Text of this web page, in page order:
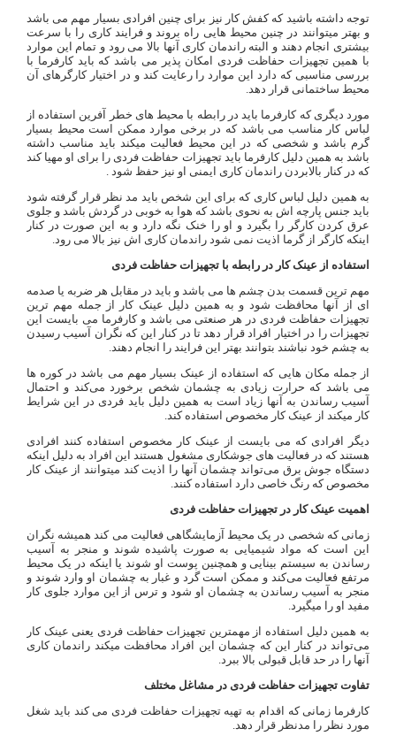
توجه داشته باشید که کفش کار نیز برای چنین افرادی بسیار مهم می باشد
و بهتر میتوانند در چنین محیط‌ هایی راه بروند و فرایند کاری را با سرعت
بیشتری انجام دهند و البته راندمان کاری آنها بالا می رود و تمام این موارد
با همین تجهیزات حفاظت فردی امکان پذیر می باشد که باید کارفرما با
بررسی مناسبی که دارد این موارد را رعایت کند و در اختیار کارگرهای آن
محیط ساختمانی قرار دهد.
مورد دیگری که کارفرما باید در رابطه با محیط های خطر آفرین استفاده از
لباس کار مناسب می باشد که در برخی موارد ممکن است محیط بسیار
گرم باشد و شخصی که در این محیط فعالیت میکند باید مناسب داشته
باشد به همین دلیل کارفرما باید تجهیزات حفاظت فردی را برای او مهیا کند
که در کنار بالابردن راندمان کاری ایمنی او نیز حفظ شود .
به همین دلیل لباس کاری که برای این شخص باید مد نظر قرار گرفته شود
باید جنس پارچه اش به نحوی باشد که هوا به خوبی در گردش باشد و جلوی
عرق کردن کارگر را بگیرد و او را خنک نگه دارد و به این صورت در کنار
اینکه کارگر از گرما اذیت نمی شود راندمان کاری اش نیز بالا می رود.
استفاده از عینک کار در رابطه با تجهیزات حفاظت فردی
مهم ترین قسمت بدن چشم ها می باشد و باید در مقابل هر ضربه یا صدمه
ای از آنها محافظت شود و به همین دلیل عینک کار از جمله مهم‌ ترین
تجهیزات حفاظت فردی در هر صنعتی می باشد و کارفرما می بایست این
تجهیزات را در اختیار افراد قرار دهد تا در کنار این که نگران آسیب رسیدن
به چشم خود نباشند بتوانند بهتر این فرایند را انجام دهند.
از جمله مکان هایی که استفاده از عینک بسیار مهم می باشد در کوره ها
می باشد که حرارت زیادی به چشمان شخص برخورد می‌کند و احتمال
آسیب رساندن به آنها زیاد است به همین دلیل باید فردی در این شرایط
کار میکند از عینک کار مخصوص استفاده کند.
دیگر افرادی که می بایست از عینک کار مخصوص استفاده کنند افرادی
هستند که در فعالیت های جوشکاری مشغول هستند این افراد به دلیل اینکه
دستگاه جوش برق می‌تواند چشمان آنها را اذیت کند میتوانند از عینک کار
مخصوص که رنگ خاصی دارد استفاده کنند.
اهمیت عینک کار در تجهیزات حفاظت فردی
زمانی که شخصی در یک محیط آزمایشگاهی فعالیت می کند همیشه نگران
این است که مواد شیمیایی به صورت پاشیده شوند و منجر به آسیب
رساندن به سیستم بینایی و همچنین پوست او شوند یا اینکه در یک محیط
مرتفع فعالیت می‌کند و ممکن است گرد و غبار به چشمان او وارد شوند و
منجر به آسیب رساندن به چشمان او شود و ترس از این موارد جلوی کار
مفید او را میگیرد.
به همین دلیل استفاده از مهمترین تجهیزات حفاظت فردی یعنی عینک کار
می‌تواند در کنار این که چشمان این افراد محافظت میکند راندمان کاری
آنها را در حد قابل قبولی بالا ببرد.
تفاوت تجهیزات حفاظت فردی در مشاغل مختلف
کارفرما زمانی که اقدام به تهیه تجهیزات حفاظت فردی می کند باید شغل
مورد نظر را مدنظر قرار دهد.